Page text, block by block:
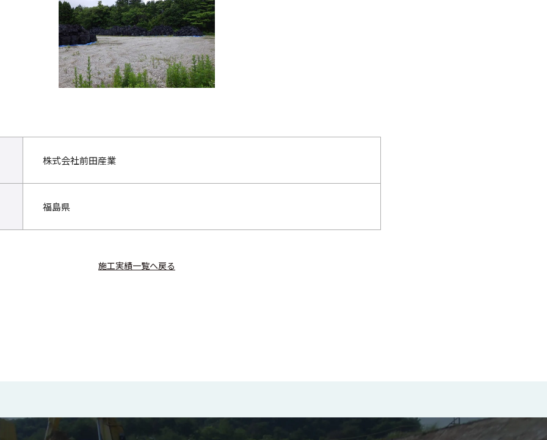
株式会社前田産業
福島県
施工実績一覧へ戻る